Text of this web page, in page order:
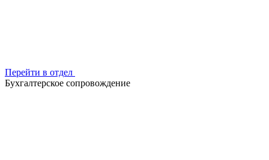
Перейти в отдел
Бухгалтерское сопровождение